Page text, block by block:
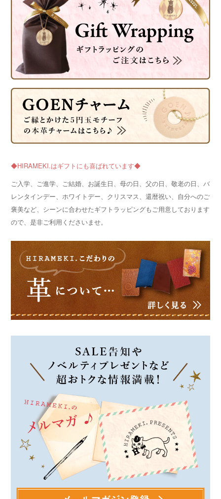
◆HIRAMEKI.はギフトにも喜ばれています◆
ご入学、ご進学、ご結婚、お誕生日、母の日、父の日、敬老の日、バ
レンタインデー、ホワイトデー、クリスマス、還暦祝い、自分へのご
褒美など、シーンに合わせたギフトラッピングもご用意しております
ので、是非ご利用くださいませ。